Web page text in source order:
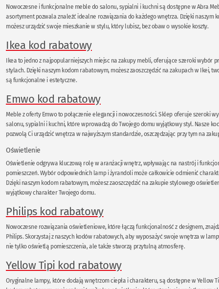
Nowoczesne i funkcjonalne meble do salonu, sypialni i kuchni są dostępne w Abra
asortyment pozwala znaleźć idealne rozwiązania do każdego wnętrza. Dzięki naszym
możesz urządzić swoje mieszkanie w stylu, który lubisz, bez obaw o wysokie koszty.
Ikea kod rabatowy
Ikea to jedno z najpopularniejszych miejsc na zakupy mebli, oferujące szeroki wybór
stylach. Dzięki naszym kodom rabatowym, możesz zaoszczędzić na zakupach w Ikei,
są funkcjonalne i estetyczne.
Emwo kod rabatowy
Meble z oferty Emwo to połączenie elegancji i nowoczesności. Sklep oferuje szeroki
salonu, sypialni i kuchni, które wprowadzą do Twojego domu wyjątkowy styl. Nasze
pozwolą Ci urządzić wnętrza w najwyższym standardzie, oszczędzając przy tym na
Oświetlenie
Oświetlenie odgrywa kluczową rolę w aranżacji wnętrz, wpływając na nastrój i
pomieszczeń. Wybór odpowiednich lamp i żyrandoli może całkowicie odmienić
Dzięki naszym kodom rabatowym, możesz zaoszczędzić na zakupie stylowego
wyjątkowy charakter Twojego domu.
Philips kod rabatowy
Nowoczesne rozwiązania oświetleniowe, które łączą funkcjonalność z designem,
Philips. Skorzystaj z naszych kodów rabatowych, aby wyposażyć swoje wnętrza w
nie tylko oświetlą pomieszczenia, ale także stworzą przytulną atmosferę.
Yellow Tipi kod rabatowy
Oryginalne lampy, które dodają wnętrzom ciepła i charakteru, są dostępne w Yellow